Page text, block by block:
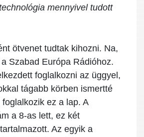
mennyivel tudott
ötvenet tudtak kihozni. Na,
Szabad Európa Rádióhoz.
foglalkozni az üggyel,
tágabb körben ismertté
ez a lap. A
a 8-as lett, ez két
Az egyik a